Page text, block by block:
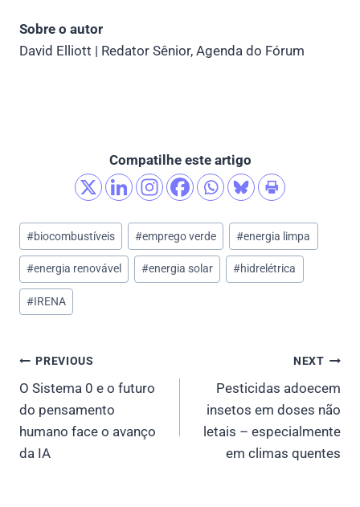
Sobre o autor
David Elliott | Redator Sênior, Agenda do Fórum
Compatilhe este artigo
Post
Tags:
#biocombustíveis #emprego verde #energia limpa
#energia renovável #energia solar #hidrelétrica
#IRENA
Post
navigation
PREVIOUS
O Sistema 0 e o futuro
do pensamento
humano face o avanço
da IA
NEXT
Pesticidas adoecem
insetos em doses não
letais – especialmente
em climas quentes